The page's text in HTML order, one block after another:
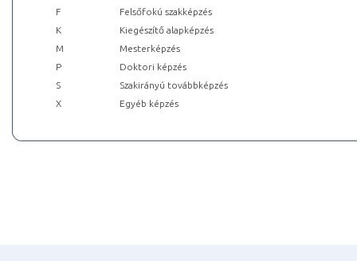
F
Felsőfokú szakképzés
K
Kiegészítő alapképzés
M
Mesterképzés
P
Doktori képzés
S
Szakirányú továbbképzés
X
Egyéb képzés